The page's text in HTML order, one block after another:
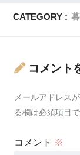
CATEGORY :
コメント
メールアドレス
る欄は必須項目
コメント ※